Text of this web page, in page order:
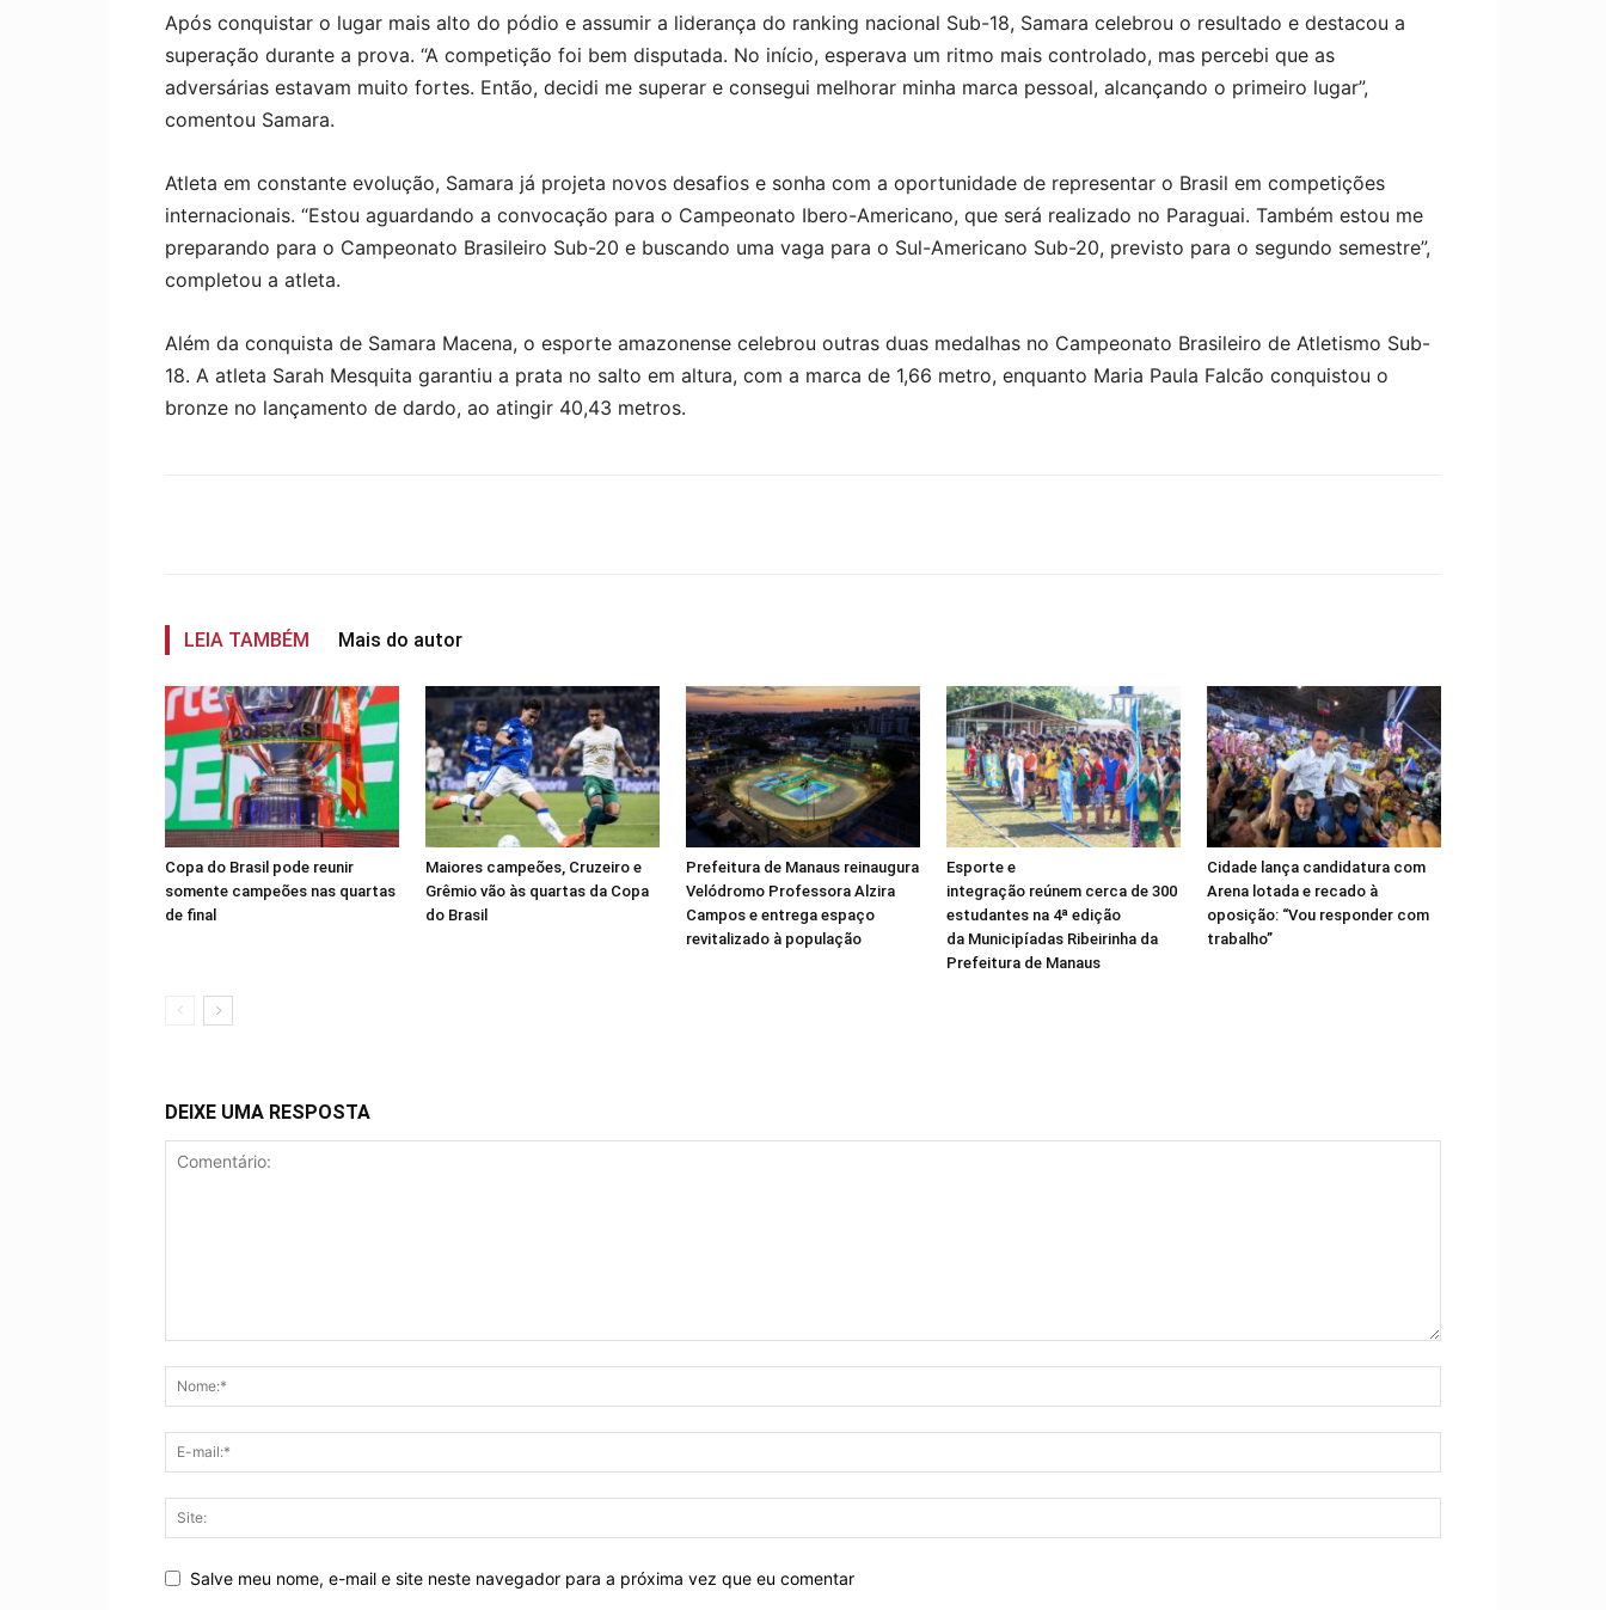
Após conquistar o lugar mais alto do pódio e assumir a liderança do ranking nacional Sub-18, Samara celebrou o resultado e destacou a
superação durante a prova. “A competição foi bem disputada. No início, esperava um ritmo mais controlado, mas percebi que as
adversárias estavam muito fortes. Então, decidi me superar e consegui melhorar minha marca pessoal, alcançando o primeiro lugar”,
comentou Samara.
Atleta em constante evolução, Samara já projeta novos desafios e sonha com a oportunidade de representar o Brasil em competições
internacionais. “Estou aguardando a convocação para o Campeonato Ibero-Americano, que será realizado no Paraguai. Também estou me
preparando para o Campeonato Brasileiro Sub-20 e buscando uma vaga para o Sul-Americano Sub-20, previsto para o segundo semestre”,
completou a atleta.
Além da conquista de Samara Macena, o esporte amazonense celebrou outras duas medalhas no Campeonato Brasileiro de Atletismo Sub-
18. A atleta Sarah Mesquita garantiu a prata no salto em altura, com a marca de 1,66 metro, enquanto Maria Paula Falcão conquistou o
bronze no lançamento de dardo, ao atingir 40,43 metros.
LEIA TAMBÉM Mais do autor
Copa do Brasil pode reunir
somente campeões nas quartas
de final
Maiores campeões, Cruzeiro e
Grêmio vão às quartas da Copa
do Brasil
Prefeitura de Manaus reinaugura
Velódromo Professora Alzira
Campos e entrega espaço
revitalizado à população
Esporte e
integração reúnem cerca de 300
estudantes na 4ª edição
da Municipíadas Ribeirinha da
Prefeitura de Manaus
Cidade lança candidatura com
Arena lotada e recado à
oposição: “Vou responder com
trabalho”
DEIXE UMA RESPOSTA
Salve meu nome, e-mail e site neste navegador para a próxima vez que eu comentar